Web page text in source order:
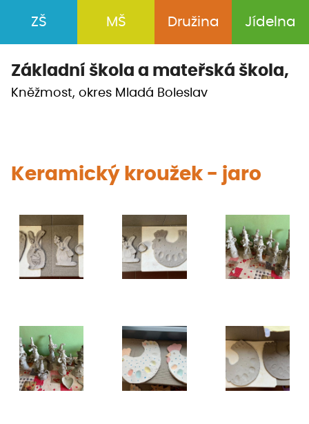
ZŠ MŠ Družina Jídelna
Základní škola a mateřská škola,
Kněžmost, okres Mladá Boleslav
Keramický kroužek - jaro